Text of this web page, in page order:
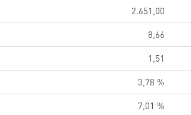
2.651,00
8,66
1,51
3,78 %
7,01 %